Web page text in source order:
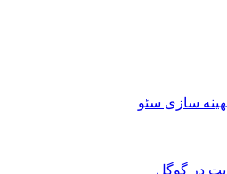
سازی سئو
در گوگل